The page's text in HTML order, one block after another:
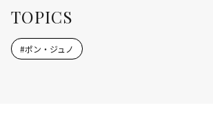
TOPICS
#ポン・ジュノ